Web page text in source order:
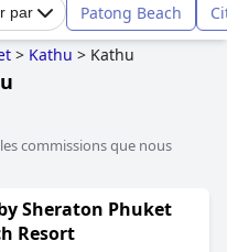
par Patong Beach
> Kathu > Kathu
commissions que nous
Sheraton Phuket
Resort